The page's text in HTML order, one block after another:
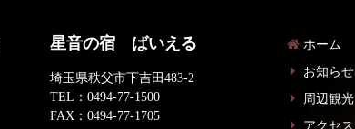
星音の宿 ばいえる
埼玉県秩父市下吉田483-2
TEL：0494-77-1500
FAX：0494-77-1705
ホーム
お知らせ
周辺観光
アクセス